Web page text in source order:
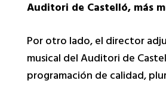
Auditori de Castelló, más
Por otro lado, el director
musical del Auditori de
programación de calidad,